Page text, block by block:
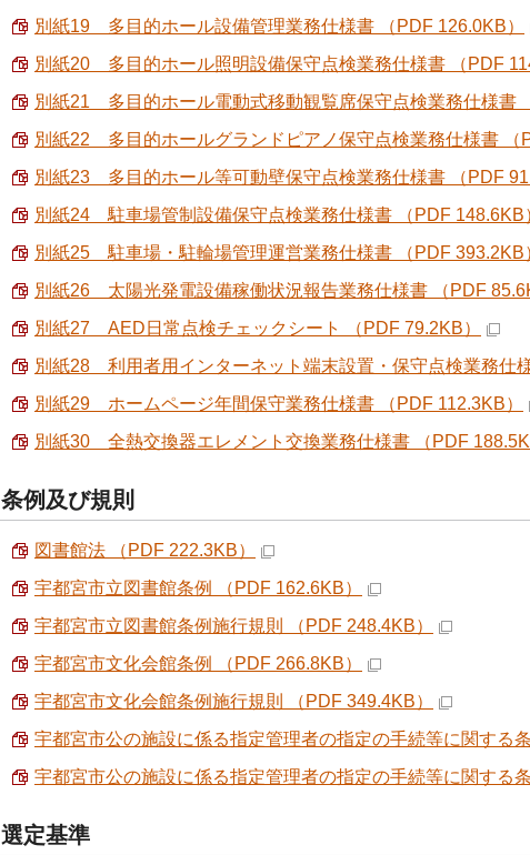
別紙19 多目的ホール設備管理業務仕様書 （PDF 126.0KB）
別紙20 多目的ホール照明設備保守点検業務仕様書 （PDF
別紙21 多目的ホール電動式移動観覧席保守点検業務仕様書
別紙22 多目的ホールグランドピアノ保守点検業務仕様書 （
別紙23 多目的ホール等可動壁保守点検業務仕様書 （PDF
別紙24 駐車場管制設備保守点検業務仕様書 （PDF 148.6KB
別紙25 駐車場・駐輪場管理運営業務仕様書 （PDF 393.2KB
別紙26 太陽光発電設備稼働状況報告業務仕様書 （PDF
別紙27 AED日常点検チェックシート （PDF 79.2KB）
別紙28 利用者用インターネット端末設置・保守点検業務仕
別紙29 ホームページ年間保守業務仕様書 （PDF 112.3KB）
別紙30 全熱交換器エレメント交換業務仕様書 （PDF
条例及び規則
図書館法 （PDF 222.3KB）
宇都宮市立図書館条例 （PDF 162.6KB）
宇都宮市立図書館条例施行規則 （PDF 248.4KB）
宇都宮市文化会館条例 （PDF 266.8KB）
宇都宮市文化会館条例施行規則 （PDF 349.4KB）
宇都宮市公の施設に係る指定管理者の指定の手続等に関する
宇都宮市公の施設に係る指定管理者の指定の手続等に関する
選定基準